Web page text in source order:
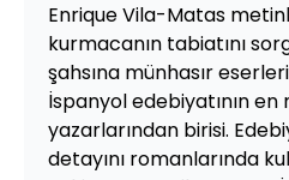
Enrique Vila-Matas
kurmacanın tabiatını
şahsına münhasır
İspanyol edebiyatının
yazarlarından birisi.
detayını romanlarında